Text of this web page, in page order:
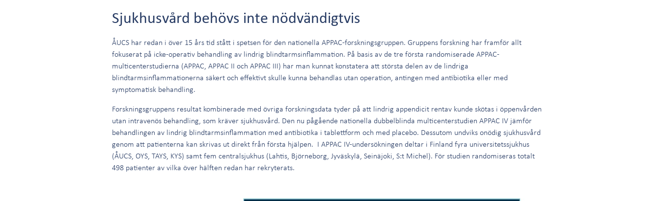
Sjukhusvård behövs inte nödvändigtvis
ÅUCS har redan i över 15 års tid stått i spetsen för den nationella APPAC-forskningsgruppen. Gruppens forskning har framför allt
fokuserat på icke-operativ behandling av lindrig blindtarmsinflammation. På basis av de tre första randomiserade APPAC-
multicenterstudierna (APPAC, APPAC II och APPAC III) har man kunnat konstatera att största delen av de lindriga
blindtarmsinflammationerna säkert och effektivt skulle kunna behandlas utan operation, antingen med antibiotika eller med
symptomatisk behandling.
Forskningsgruppens resultat kombinerade med övriga forskningsdata tyder på att lindrig appendicit rentav kunde skötas i öppenvården
utan intravenös behandling, som kräver sjukhusvård. Den nu pågående nationella dubbelblinda multicenterstudien APPAC IV jämför
behandlingen av lindrig blindtarmsinflammation med antibiotika i tablettform och med placebo. Dessutom undviks onödig sjukhusvård
genom att patienterna kan skrivas ut direkt från första hjälpen. I APPAC IV-undersökningen deltar i Finland fyra universitetssjukhus
(ÅUCS, OYS, TAYS, KYS) samt fem centralsjukhus (Lahtis, Björneborg, Jyväskylä, Seinäjoki, S:t Michel). För studien randomiseras totalt
498 patienter av vilka över hälften redan har rekryterats.